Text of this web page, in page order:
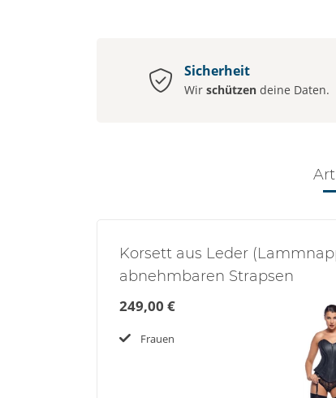
Sicherheit
Wir schützen deine Daten.
Korsett aus Leder
abnehmbaren Strapsen
249,00 €
Frauen